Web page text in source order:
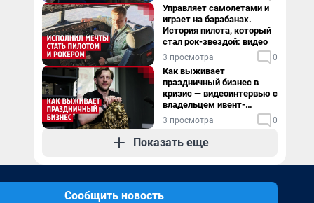
Управляет самолетами и
играет на барабанах.
История пилота, который
стал рок-звездой: видео
3 просмотра 0
Как выживает
праздничный бизнес в
кризис — видеоинтервью с
владельцем ивент-
агентства
3 просмотра 0
Показать еще
Сообщить новость